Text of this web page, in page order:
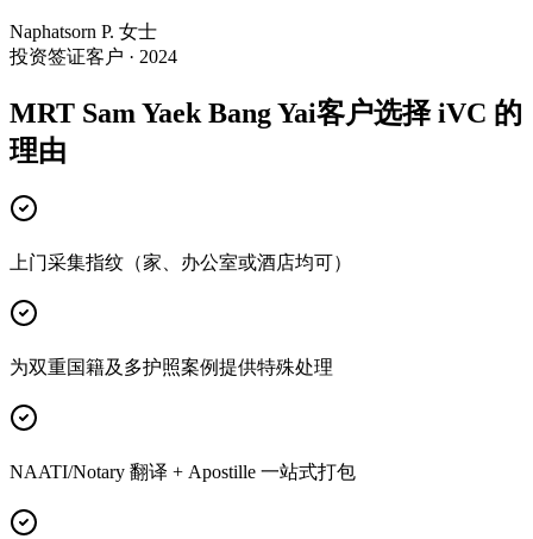
Naphatsorn P. 女士
投资签证客户 · 2024
MRT Sam Yaek Bang Yai客户选择 iVC 的
理由
上门采集指纹（家、办公室或酒店均可）
为双重国籍及多护照案例提供特殊处理
NAATI/Notary 翻译 + Apostille 一站式打包